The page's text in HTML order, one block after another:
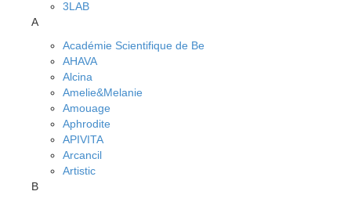
3LAB
A
Académie Scientifique de Be
AHAVA
Alcina
Amelie&Melanie
Amouage
Aphrodite
APIVITA
Arcancil
Artistic
B